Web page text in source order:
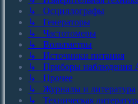
↳ Осциллографы
↳ Генераторы
↳ Частотомеры
↳ Вольтметры
↳ Источники питания
↳ Приборы
↳ Прочее
↳ Журналы и литература
↳ Техническая